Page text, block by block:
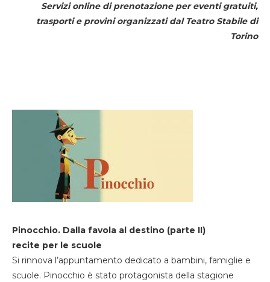
Servizi online di prenotazione per eventi gratuiti,
trasporti e provini organizzati dal Teatro Stabile di
Torino
Pinocchio. Dalla favola al destino (parte II)
recite per le scuole
Si rinnova l’appuntamento dedicato a bambini, famiglie e
scuole. Pinocchio è stato protagonista della stagione